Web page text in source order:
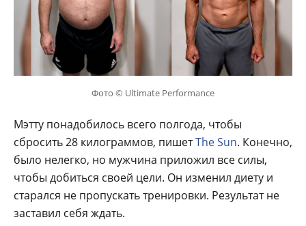
Фото © Ultimate Performance
Мэтту понадобилось всего полгода, чтобы
сбросить 28 килограммов, пишетThe Sun. Конечно,
было нелегко, но мужчина приложил все силы,
чтобы добиться своей цели. Он изменил диету и
старался не пропускать тренировки. Результат не
заставил себя ждать.